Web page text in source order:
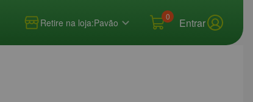
Retire na loja:Pavão
0 Entrar